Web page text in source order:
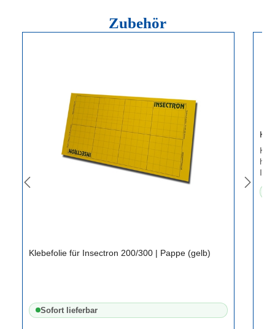
Produktgalerie überspringenZubehör
Klebefolie für Insectron 200/300 | Pappe (gelb)
Sofort lieferbar